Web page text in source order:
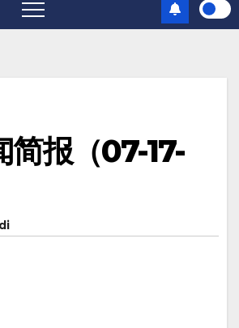
简报（07-17-